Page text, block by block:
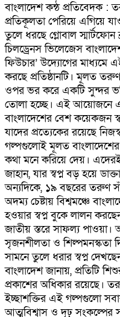
বাংলাদেশ কন্ঠ প্রতিবেদক :
প্রতিকূলতা পেরিয়ে এগিয়ে
তুলে ধরছে গ্লোবাল
চিলড্রেনস ভিলেজেস
ফিউচার’ উদ্যোগের মাধ্যমে
করছে প্রতিষ্ঠানটি। মূলত
ওপর ভর করে একটি সুন্দর
তোলা হচ্ছে। এই আয়োজনে
বাংলাদেশের বেশ কয়েকজন
যাদের প্রত্যেকের রয়েছে
গল্পগুলোই মূলত বাংলাদেশের
কথা মনে করিয়ে দেয়।
জাহান, যার স্বপ্ন বড় হয়ে
অন্যদিকে, ১৯ বছরের তরুণ
অদম্য চেষ্টায় বিশ্বমঞ্চে
হওয়ার স্বপ্ন বুকে লালন
জাতীয় স্তরে সাফল্য
সৃজনশীলতা ও শিল্পমনস্কতা
সামনে তুলে ধরার স্বপ্ন
বাংলাদেশ জানায়, প্রতিটি
প্রকাশের অধিকার রয়েছে।
ইচ্ছাশক্তির এই গল্পগুলো
আত্মবিশ্বাস ও দৃঢ় সংকল্পের